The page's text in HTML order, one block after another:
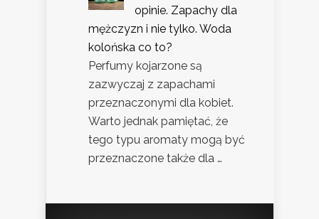
opinie. Zapachy dla
mężczyzn i nie tylko. Woda
kolońska co to?
Perfumy kojarzone są
zazwyczaj z zapachami
przeznaczonymi dla kobiet.
Warto jednak pamiętać, że
tego typu aromaty mogą być
przeznaczone także dla …